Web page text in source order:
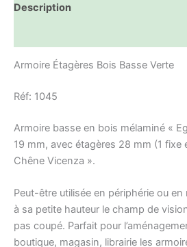
Description
Armoire Étagères Bois Basse Verte
Réf: 1045
Armoire basse en bois mélaminé «
19 mm, avec étagères 28 mm (1 fixe
Chêne Vicenza ».
Peut-être utilisée en périphérie ou en
à sa petite hauteur le champ de
pas coupé. Parfait pour
boutique, magasin, librairie les